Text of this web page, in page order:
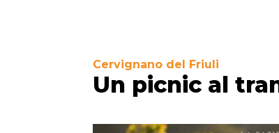
Cervignano del Friuli
Un picnic al